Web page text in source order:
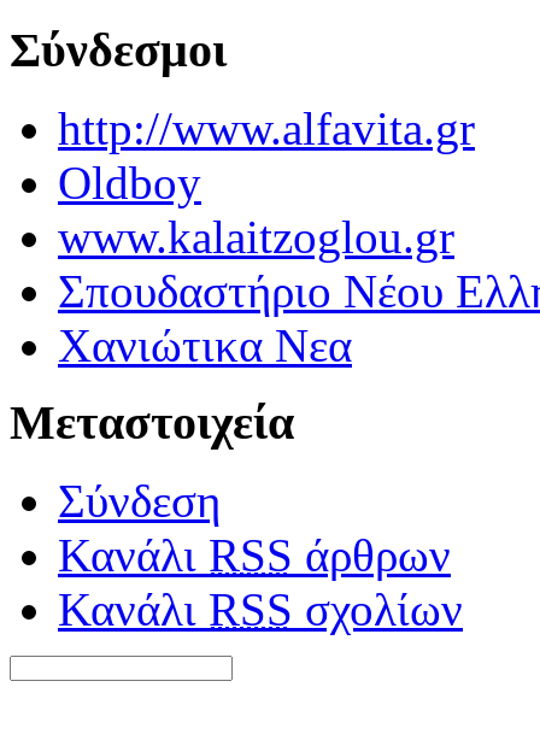
Σύνδεσμοι
http://www.alfavita.gr
Oldboy
www.kalaitzoglou.gr
Σπουδαστήριο Νέου
Χανιώτικα Νεα
Μεταστοιχεία
Σύνδεση
Κανάλι RSS άρθρων
Κανάλι RSS σχολίων